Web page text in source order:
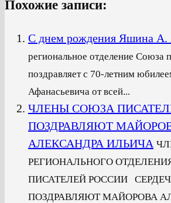
Похожие записи:
С днем рождения Яшина А.
региональное отделение Союза
поздравляет с 70-летним
Афанасьевича от всей...
ЧЛЕНЫ СОЮЗА
ПОЗДРАВЛЯЮТ
АЛЕКСАНДРА ИЛЬИЧА
РЕГИОНАЛЬНОГО
ПИСАТЕЛЕЙ РОССИИ
ПОЗДРАВЛЯЮТ МАЙОРОВА